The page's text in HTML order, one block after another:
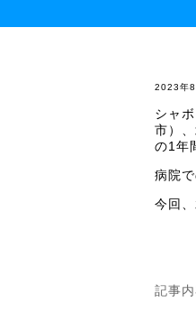
2023年8
シャ
市）
の1年
病院
今回
記事